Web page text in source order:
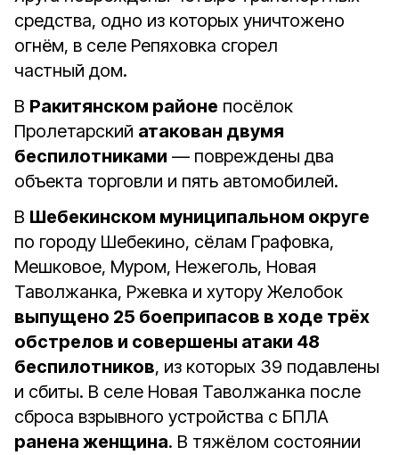
средства, одно из которых уничтожено
огнём, в селе Репяховка сгорел
частный дом.
В Ракитянском районе посёлок
Пролетарский атакован двумя
беспилотниками — повреждены два
объекта торговли и пять автомобилей.
В Шебекинском муниципальном округе
по городу Шебекино, сёлам Графовка,
Мешковое, Муром, Нежеголь, Новая
Таволжанка, Ржевка и хутору Желобок
выпущено 25 боеприпасов в ходе трёх
обстрелов и совершены атаки 48
беспилотников, из которых 39 подавлены
и сбиты. В селе Новая Таволжанка после
сброса взрывного устройства с БПЛА
ранена женщина. В тяжёлом состоянии